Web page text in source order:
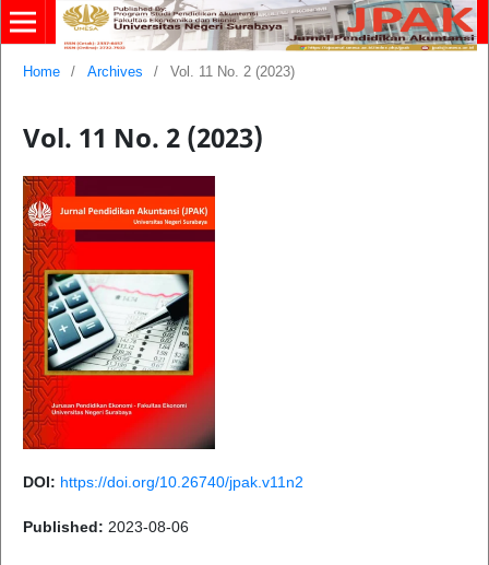
Home / Archives / Vol. 11 No. 2 (2023)
Vol. 11 No. 2 (2023)
DOI: https://doi.org/10.26740/jpak.v11n2
Published: 2023-08-06